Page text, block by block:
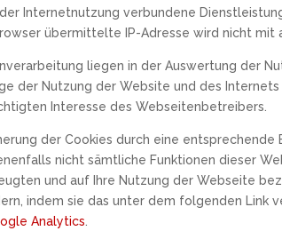
Internetnutzung verbundene
übermittelte IP-Adresse wird nicht mit
liegen in der Auswertung der
der Nutzung der Website und des
Interesse des Webseitenbetreibers.
der Cookies durch eine
nicht sämtliche Funktionen dieser
und auf Ihre Nutzung der Webseite
indem sie das unter dem folgenden Link
Analytics